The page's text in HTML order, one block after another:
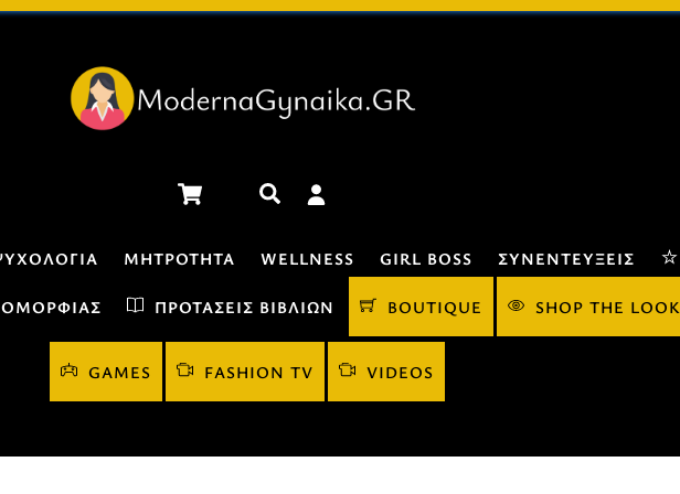
Cart Αναζήτηση
ΜΗΤΡΌΤΗΤΑ WELLNESS GIRL BOSS ΣΥΝΕΝΤΕΎΞΕΙΣ
ΟΜΟΡΦΙΆΣ ΠΡΟΤΆΣΕΙΣ ΒΙΒΛΊΩΝ BOUTIQUE SHOP THE LOOK
GAMES FASHION TV VIDEOS